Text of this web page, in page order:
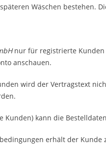
Wäschen bestehen.
nur für registrierte Kunden
anschauen.
wird der Vertragstext
kann die
erhält der